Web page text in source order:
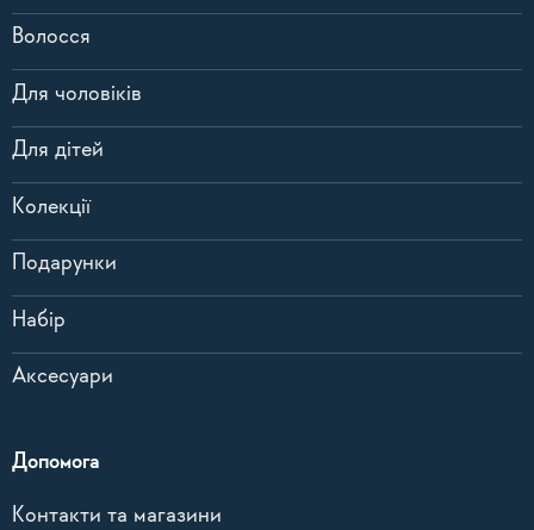
Волосся
Для чоловіків
Для дітей
Колекції
Подарунки
Набір
Аксесуари
Допомога
Контакти та магазини